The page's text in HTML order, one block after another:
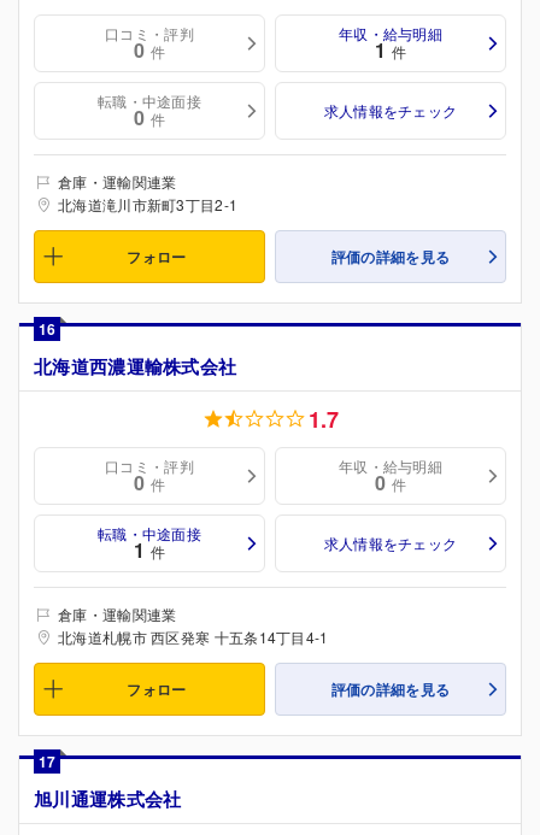
口コミ・評判
0 件
年収・給与明細
1 件
転職・中途面接
0 件 求人情報をチェック
倉庫・運輸関連業
北海道滝川市新町3丁目2-1
フォロー 評価の詳細を見る
16
北海道西濃運輸株式会社
1.7
口コミ・評判
0 件
年収・給与明細
0 件
転職・中途面接
1 件 求人情報をチェック
倉庫・運輸関連業
北海道札幌市 西区発寒 十五条14丁目4-1
フォロー 評価の詳細を見る
17
旭川通運株式会社